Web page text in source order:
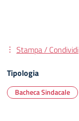
Stampa / Condividi
Tipologia
Bacheca Sindacale